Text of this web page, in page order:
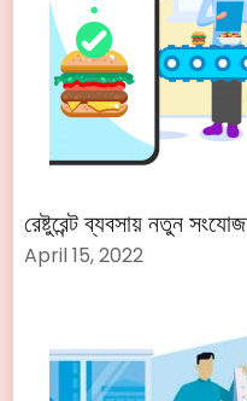
রেষ্টুরেন্ট ব্যবসায় নতুন
April 15, 2022